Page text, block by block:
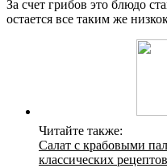
За счет грибов это блюдо
остается все таким же
Читайте также:
Салат с крабовыми
классических рецептов